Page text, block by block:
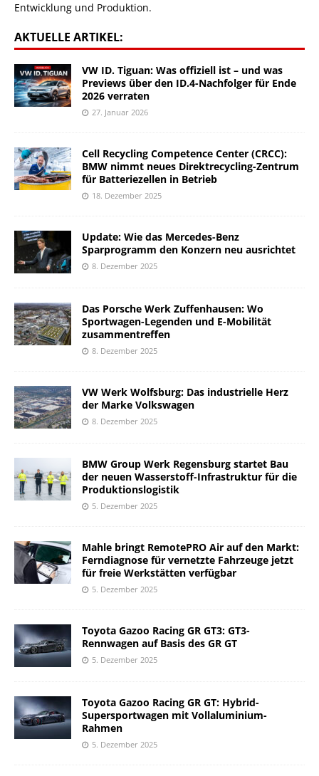
Entwicklung und Produktion.
AKTUELLE ARTIKEL:
VW ID. Tiguan: Was offiziell ist – und was
Previews über den ID.4-Nachfolger für Ende
2026 verraten
27. Januar 2026
Cell Recycling Competence Center (CRCC):
BMW nimmt neues Direktrecycling-Zentrum
für Batteriezellen in Betrieb
18. Dezember 2025
Update: Wie das Mercedes-Benz
Sparprogramm den Konzern neu ausrichtet
8. Dezember 2025
Das Porsche Werk Zuffenhausen: Wo
Sportwagen-Legenden und E-Mobilität
zusammentreffen
8. Dezember 2025
VW Werk Wolfsburg: Das industrielle Herz
der Marke Volkswagen
8. Dezember 2025
BMW Group Werk Regensburg startet Bau
der neuen Wasserstoff-Infrastruktur für die
Produktionslogistik
5. Dezember 2025
Mahle bringt RemotePRO Air auf den Markt:
Ferndiagnose für vernetzte Fahrzeuge jetzt
für freie Werkstätten verfügbar
5. Dezember 2025
Toyota Gazoo Racing GR GT3: GT3-
Rennwagen auf Basis des GR GT
5. Dezember 2025
Toyota Gazoo Racing GR GT: Hybrid-
Supersportwagen mit Vollaluminium-
Rahmen
5. Dezember 2025